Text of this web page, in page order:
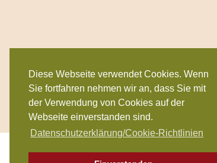
Diese Webseite verwendet Cookies. Wenn
Sie fortfahren nehmen wir an, dass Sie mit
der Verwendung von Cookies auf der
Webseite einverstanden sind.
Datenschutzerklärung/Cookie-Richtlinien